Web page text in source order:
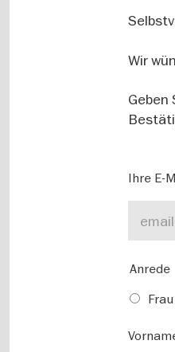
Wir
Geben
Ihre E-
Anrede
Frau